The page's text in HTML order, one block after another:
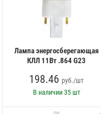
Лампа энергосберегающая
КЛЛ 11Вт .864 G23
198.46 руб./шт
В наличии35 шт